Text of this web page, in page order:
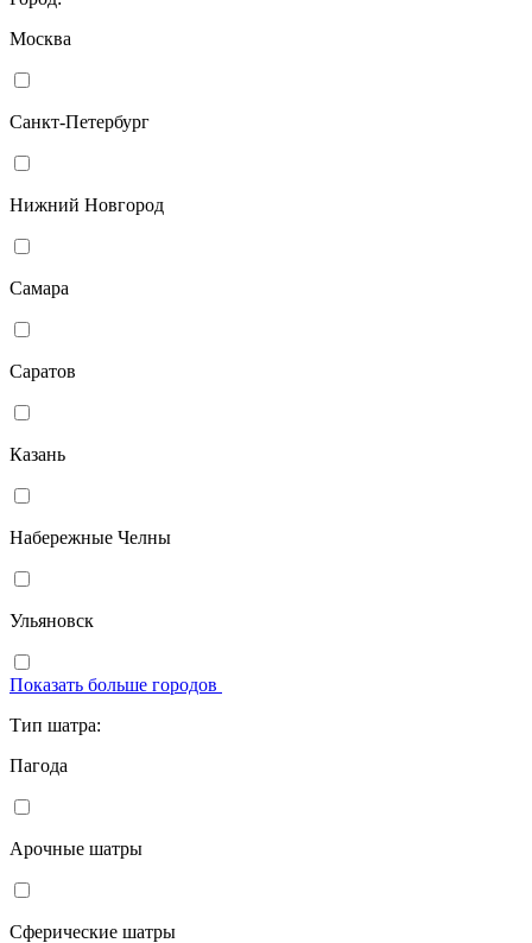
Москва
Санкт-Петербург
Нижний Новгород
Самара
Саратов
Казань
Набережные Челны
Ульяновск
Показать больше городов
Тип шатра:
Пагода
Арочные шатры
Сферические шатры